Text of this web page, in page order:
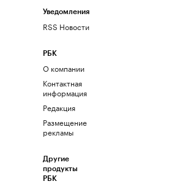
Уведомления
RSS Новости
РБК
О компании
Контактная
информация
Редакция
Размещение
рекламы
Другие
продукты
РБК